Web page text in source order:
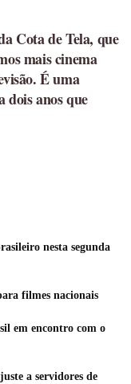
Cota de Tela, que
mais cinema
É uma
dois anos que
nesta segunda
filmes nacionais
em encontro com o
a servidores de